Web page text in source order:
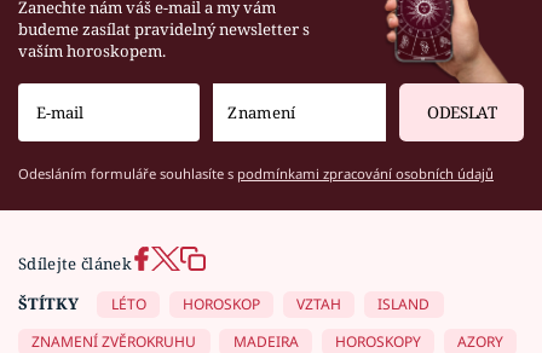
Zanechte nám váš e-mail a my vám
budeme zasílat pravidelný newsletter s
vaším horoskopem.
ODESLAT
Odesláním formuláře souhlasíte s podmínkami zpracování osobních údajů
Sdílejte článek
ŠTÍTKY
LÉTO HOROSKOP VZTAH
ISLAND
ZNAMENÍ ZVĚROKRUHU
MADEIRA HOROSKOPY
AZORY